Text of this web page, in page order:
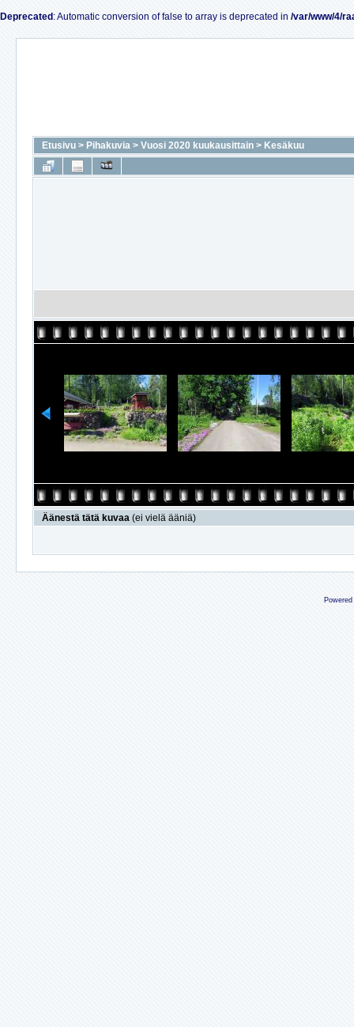
Deprecated : Automatic conversion of false to array is deprecated in /var/www/4/
Etusivu > Pihakuvia > Vuosi 2020 kuukausittain > Kesäkuu
Äänestä tätä kuvaa (ei vielä ääniä)